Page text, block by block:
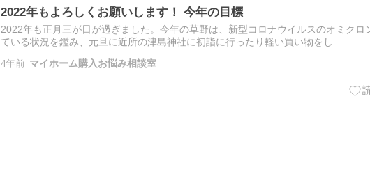
2022年もよろしくお願いします！ 今年の目標
2022年も正月三が日が過ぎました。今年の草野は、新型コロナウイルスのオミクロ
ている状況を鑑み、元旦に近所の津島神社に初詣に行ったり軽い買い物をし
4年前 マイホーム購入お悩み相談室